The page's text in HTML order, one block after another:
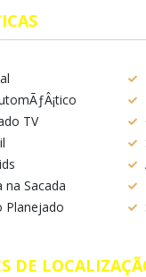
TV
na Sacada
Planejado
DE